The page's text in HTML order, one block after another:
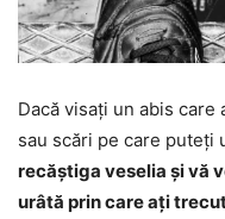
Dacă visați un abis
sau scări pe care puteți
recăștiga veselia și vă
urâtă prin care ați